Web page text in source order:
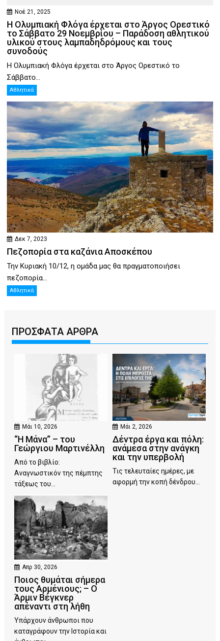
Νοέ 21, 2025
Η Ολυμπιακή Φλόγα έρχεται στο Άργος Ορεστικό
το Σάββατο 29 Νοεμβρίου – Παράδοση αθλητικού
υλικού στους λαμπαδηδρόμους και τους
συνοδούς
Η Ολυμπιακή Φλόγα έρχεται στο Άργος Ορεστικό το
Σάββατο...
Αθλητικά
Δεκ 7, 2023
Πεζοπορία στα καζάνια Αποσκέπου
Την Κυριακή 10/12, η ομάδα μας θα πραγματοποιήσει
πεζοπορία...
Αθλητικά
ΠΡΟΣΦΑΤΑ ΑΡΘΡΑ
Μάι 10, 2026
“Η Μάνα” – του
Γεώργιου Μαρτινέλλη
Από το βιβλίο:
Αναγνωστικόν της πέμπτης
τάξεως του...
Μάι 2, 2026
Δέντρα έργα και πόλη:
ανάμεσα στην ανάγκη
και την υπερβολή
Τις τελευταίες ημέρες, με
αφορμή την κοπή δένδρου...
Απρ 30, 2026
Ποιος θυμάται σήμερα
τους Αρμένιους; – Ο
Άρμιν Βέγκνερ
απέναντι στη λήθη
Υπάρχουν άνθρωποι που
καταγράφουν την Ιστορία και